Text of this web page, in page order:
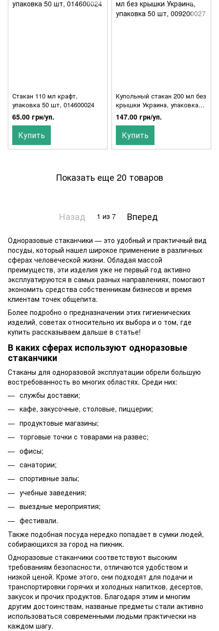
Стакан 110 мл крафт,
упаковка 50 шт, 014600024
65.00 грн/уп.
Купить
Купольный стакан 200 мл без
крышки Украина, упаковка
50 шт, 009200027
147.00 грн/уп.
Купить
Показать еще 20 товаров
Назад 1 из 7 Вперед
Одноразовые стаканчики — это удобный и практичный вид
посуды, который нашел широкое применение в различных
сферах человеческой жизни. Обладая массой
преимуществ, эти изделия уже не первый год активно
эксплуатируются в самых разных направлениях, помогают
экономить средства собственникам бизнесов и время
клиентам точек общепита.
Более подробно о предназначении этих гигиенических
изделий, советах относительно их выбора и о том, где
купить рассказываем дальше в статье!
В каких сферах используют одноразовые
стаканчики
Стаканы для одноразовой эксплуатации обрели большую
востребованность во многих областях. Среди них:
службы доставки;
кафе, закусочные, столовые, пиццерии;
продуктовые магазины;
торговые точки с товарами на развес;
офисы;
санатории;
спортивные залы;
учебные заведения;
выездные мероприятия;
фестивали.
Также подобная посуда нередко попадает в сумки людей,
собирающихся за город на пикник.
Одноразовые стаканчики соответствуют высоким
требованиям безопасности, отличаются удобством и
низкой ценой. Кроме этого, они подходят для подачи и
транспортировки горячих и холодных напитков, десертов,
закусок и прочих продуктов. Благодаря этим и многим
другим достоинствам, названые предметы стали активно
использоваться современными людьми практически на
каждом шагу.